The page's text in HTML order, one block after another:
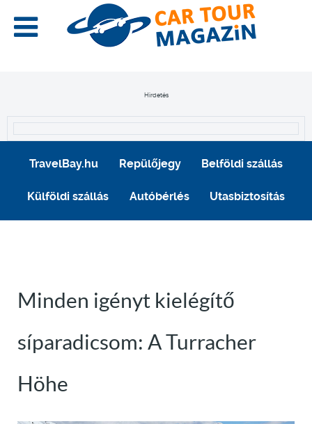
Hirdetés
TravelBay.hu Repülőjegy Belföldi szállás
Külföldi szállás Autóbérlés Utasbiztosítás
Minden igényt kielégítő
síparadicsom: A Turracher
Höhe